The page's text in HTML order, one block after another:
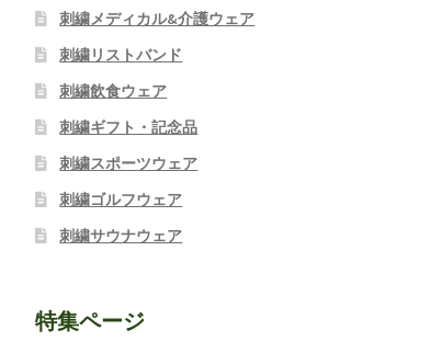
刺繍メディカル&介護ウェア
刺繍リストバンド
刺繍飲食ウェア
刺繍ギフト・記念品
刺繍スポーツウェア
刺繍ゴルフウェア
刺繍サウナウェア
特集ページ